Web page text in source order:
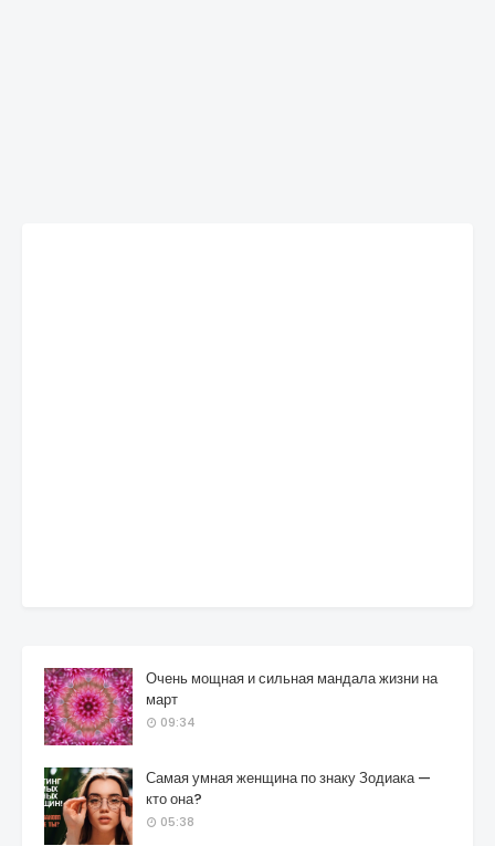
Очень мощная и сильная мандала жизни на
март
09:34
Самая умная женщина по знаку Зодиака —
кто она?
05:38